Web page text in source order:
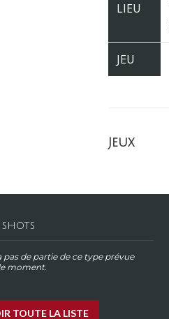
LIEU
JEU
Jeux
pas de partie de ce type prévue
moment.
TOUTE LA LISTE